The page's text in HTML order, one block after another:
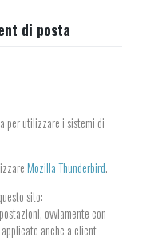
di posta
per utilizzare i sistemi di
Mozilla Thunderbird.
sito:
ovviamente con
anche a client